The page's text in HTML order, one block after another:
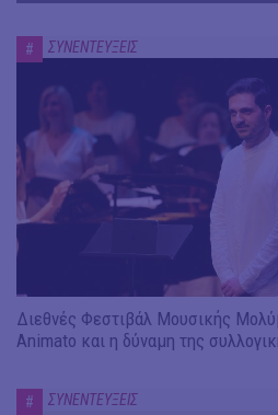
# ΣΥΝΕΝΤΕΥΞΕΙΣ
Διεθνές Φεστιβάλ Μουσικής
Animato και η δύναμη της
# ΣΥΝΕΝΤΕΥΞΕΙΣ